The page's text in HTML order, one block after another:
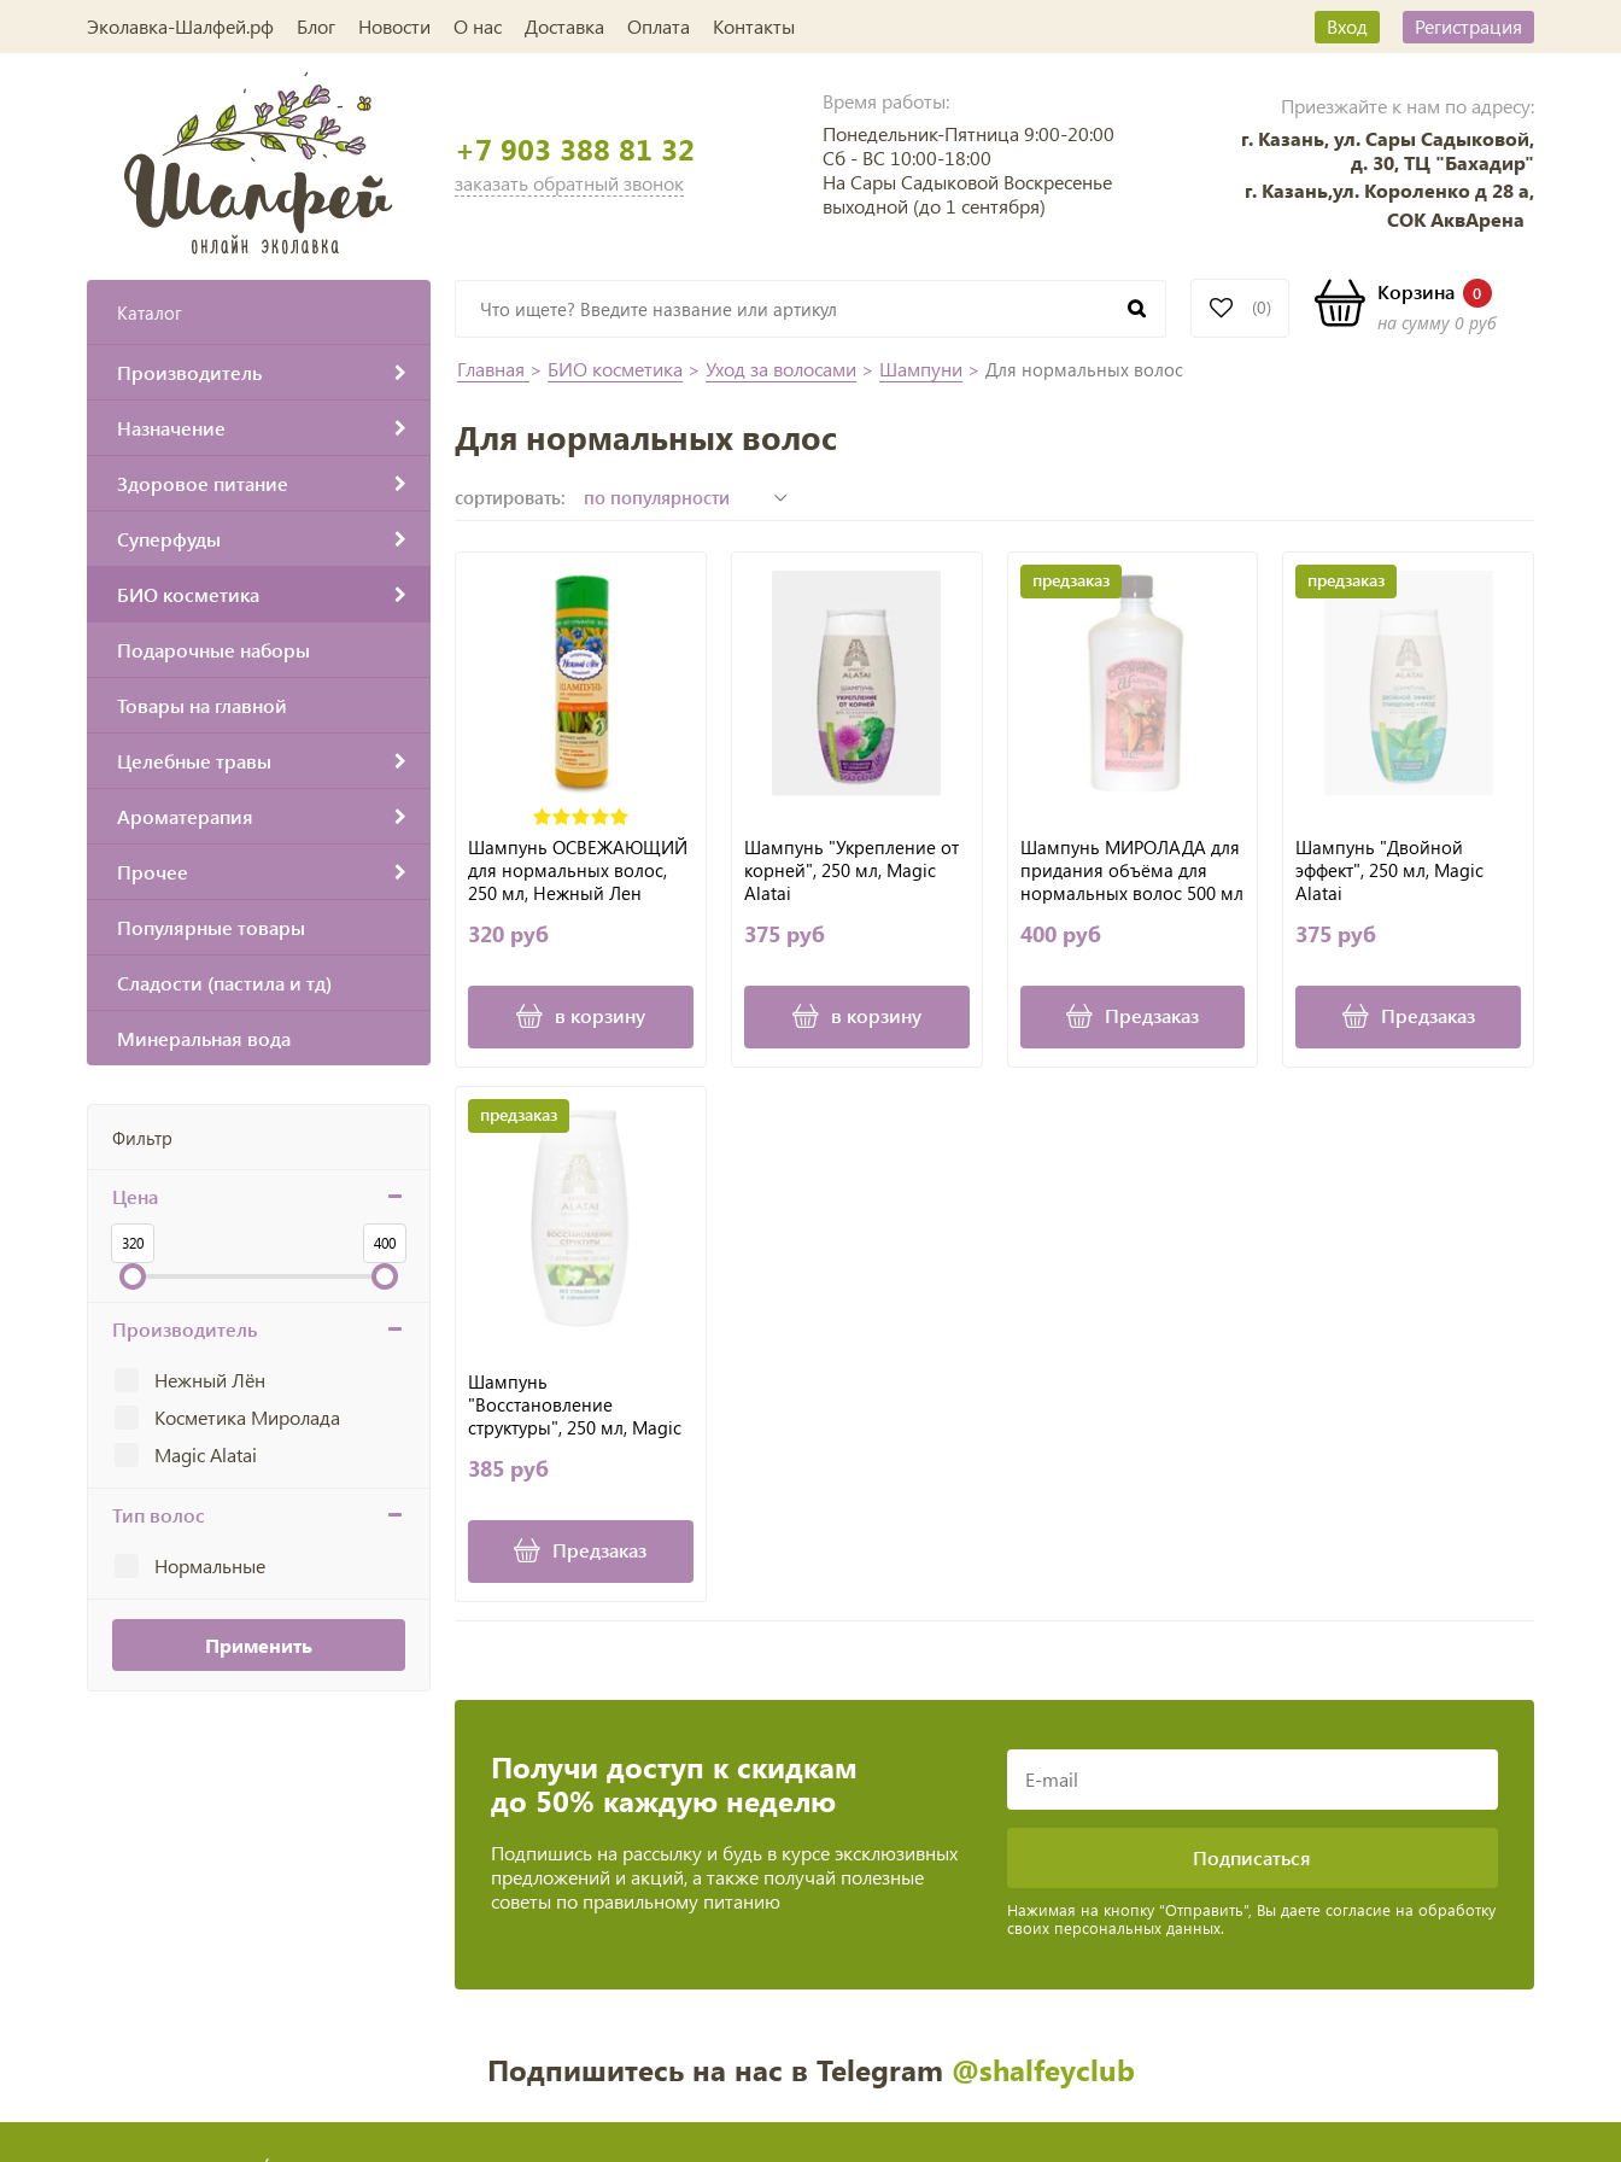
Эколавка-Шалфей.рф Блог Новости О нас Доставка Оплата Контакты Вход Регистрация
+7 903 388 81 32
заказать обратный звонок
Время работы:
Понедельник-Пятница 9:00-20:00
Сб - ВС 10:00-18:00
На Сары Садыковой Воскресенье
выходной (до 1 сентября)
Приезжайте к нам по адресу:
г. Казань, ул. Сары Садыковой,
д. 30, ТЦ "Бахадир"
г. Казань,ул. Короленко д 28 а,
СОК АквАрена
(0)
Корзина 0
на сумму 0 руб
Каталог
Производитель
Назначение
Здоровое питание
Суперфуды
БИО косметика
Подарочные наборы
Товары на главной
Целебные травы
Ароматерапия
Прочее
Популярные товары
Сладости (пастила и тд)
Минеральная вода
Фильтр
Цена
320 400
Производитель
Нежный Лён
Косметика Миролада
Magic Alatai
Тип волос
Нормальные
Применить
Главная > БИО косметика > Уход за волосами > Шампуни > Для нормальных волос
Для нормальных волос
сортировать:
Шампунь ОСВЕЖАЮЩИЙ
для нормальных волос,
250 мл, Нежный Лен
320 руб
в корзину
Шампунь "Укрепление от
корней", 250 мл, Magic
Alatai
375 руб
в корзину
предзаказ
Шампунь МИРОЛАДА для
придания объёма для
нормальных волос 500 мл
400 руб
Предзаказ
предзаказ
Шампунь "Двойной
эффект", 250 мл, Magic
Alatai
375 руб
Предзаказ
предзаказ
Шампунь
"Восстановление
структуры", 250 мл, Magic
385 руб
Предзаказ
Получи доступ к скидкам
до 50% каждую неделю
Подпишись на рассылку и будь в курсе эксклюзивных
предложений и акций, а также получай полезные
советы по правильному питанию
Нажимая на кнопку “Отправить”, Вы даете согласие на обработку
своих персональных данных.
Подпишитесь на нас в Telegram @shalfeyclub